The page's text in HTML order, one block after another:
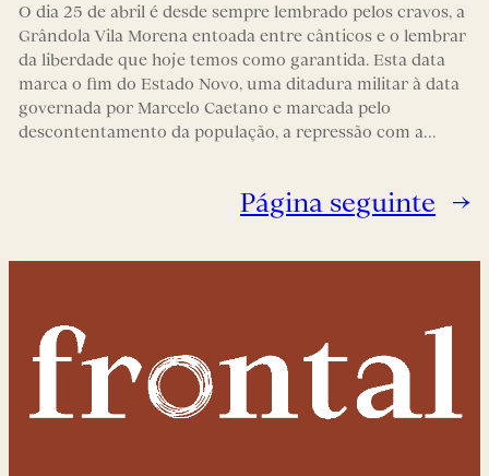
O dia 25 de abril é desde sempre lembrado pelos cravos, a
Grândola Vila Morena entoada entre cânticos e o lembrar
da liberdade que hoje temos como garantida. Esta data
marca o fim do Estado Novo, uma ditadura militar à data
governada por Marcelo Caetano e marcada pelo
descontentamento da população, a repressão com a…
Página seguinte →